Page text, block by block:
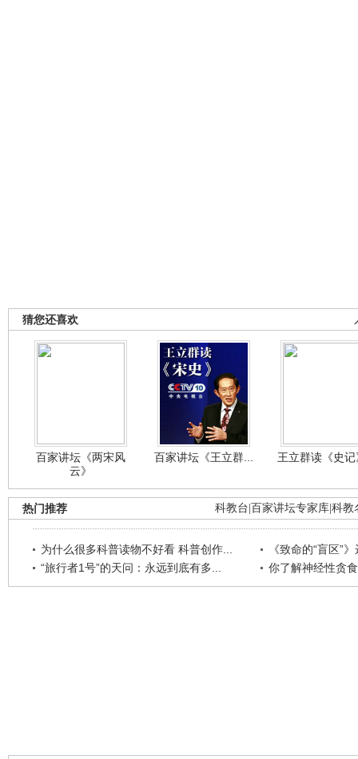
猜您还喜欢
百家讲坛《两宋风
云》
百家讲坛《王立群... 王立群读《史
科教台 百家讲坛专家库 科教
热门推荐
为什么很多科普读物不好看 科普创作...
《致命的“盲区”
“旅行者1号”的天问：永远到底有多...
你了解神经性贪